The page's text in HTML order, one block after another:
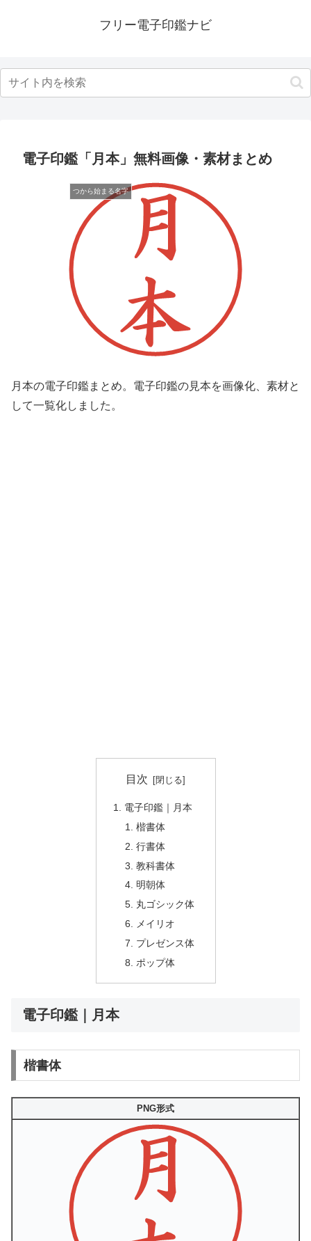
フリー電子印鑑ナビ
電子印鑑「月本」無料画像・素材まとめ
つから始まる名字
月本の電子印鑑まとめ。電子印鑑の見本を画像化、素材と
して一覧化しました。
目次
電子印鑑｜月本
楷書体
行書体
教科書体
明朝体
丸ゴシック体
メイリオ
プレゼンス体
ポップ体
電子印鑑｜月本
楷書体
PNG形式